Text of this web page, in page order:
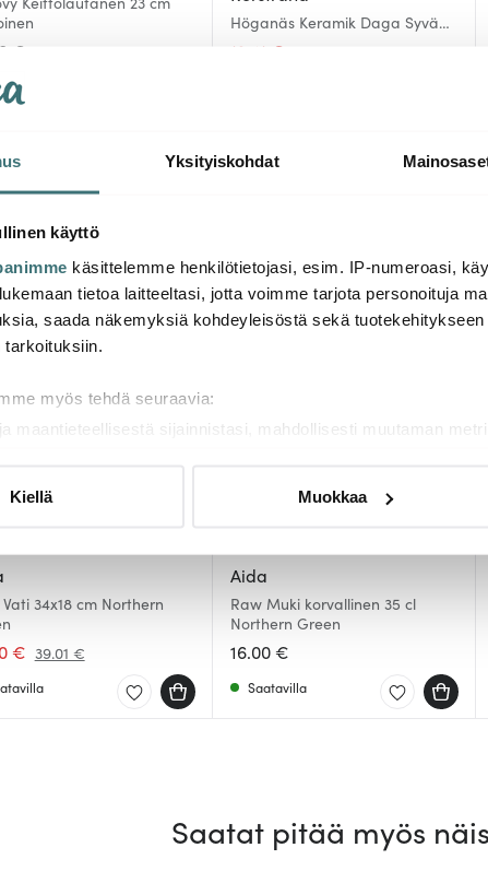
Yksityiskohdat
käyttö
käsittelemme henkilötietojasi, esim. IP-numeroasi,
tietoa laitteeltasi, jotta voimme tarjota personoituja
saada näkemyksiä kohdeyleisöstä sekä
tarkoituksiin.
myös tehdä seuraavia:
maantieteellisestä sijainnistasi, mahdollisesti muutaman
tietoja siitä, miten käytät sivustoamme. Kumppanimme
Kiellä Muokkaa
€
jäljellä
Höganäs Keramik Daga Syvä
lautanen 19 cm Horisontti
12.41 €
34x18 cm Northern
€ 39.01 €
-52%
Aida
Raw Muki korvallinen 35 cl
Northern Green
16.00 €
Saatavilla
Saatat pitää myös